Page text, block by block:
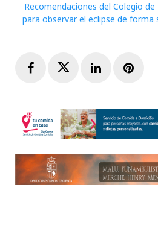
Recomendaciones del Colegio
para observar el eclipse de forma
FacebookTwitterLinkedIn